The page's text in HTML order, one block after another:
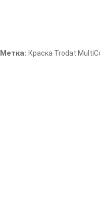
Метка:Краска Trodat